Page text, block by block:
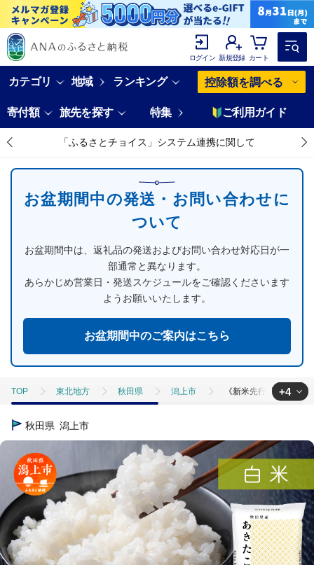
ログイン 新規登録 カート
カテゴリ 地域 ランキング 控除額を調べる
寄付額 旅先を探す 特集 ご利用ガイド
「ふるさとチョイス」システム連携に関して
お盆期間中の発送・お問い合わせに
ついて
お盆期間中は、返礼品の発送およびお問い合わせ対応日が一
部通常と異なります。
あらかじめ営業日・発送スケジュールをご確認くださいます
ようお願いいたします。
お盆期間中のご案内はこちら
TOP 東北地方 秋田県 潟上市 《新米先行予約》【
TOP
《新米先行予約》【令和8年産】秋田県
TOP 米・穀物 米 精米 《新米先行予約》【令和8年
TOP 米・穀物 米 あきたこまち 《新米先行予約》
+4
秋田県 潟上市